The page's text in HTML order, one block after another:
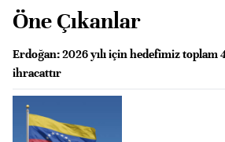
Öne Çıkanlar
Erdoğan: 2026 yılı için hedefimiz toplam
ihracattır